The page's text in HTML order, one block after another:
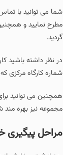
شما می توانید با
گردید.
در نظر داشته باشید
شماره کارگاه
همچنین می توانید
مجموعه نیز بهره مند
مراحل پیگیری